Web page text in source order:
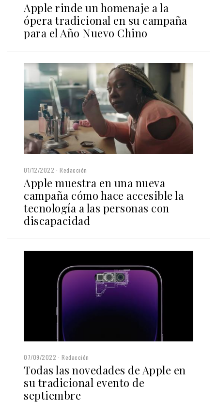
Apple rinde un homenaje a la
ópera tradicional en su campaña
para el Año Nuevo Chino
01/12/2022 Redacción
Apple muestra en una nueva
campaña cómo hace accesible la
tecnología a las personas con
discapacidad
07/09/2022 Redacción
Todas las novedades de Apple en
su tradicional evento de
septiembre